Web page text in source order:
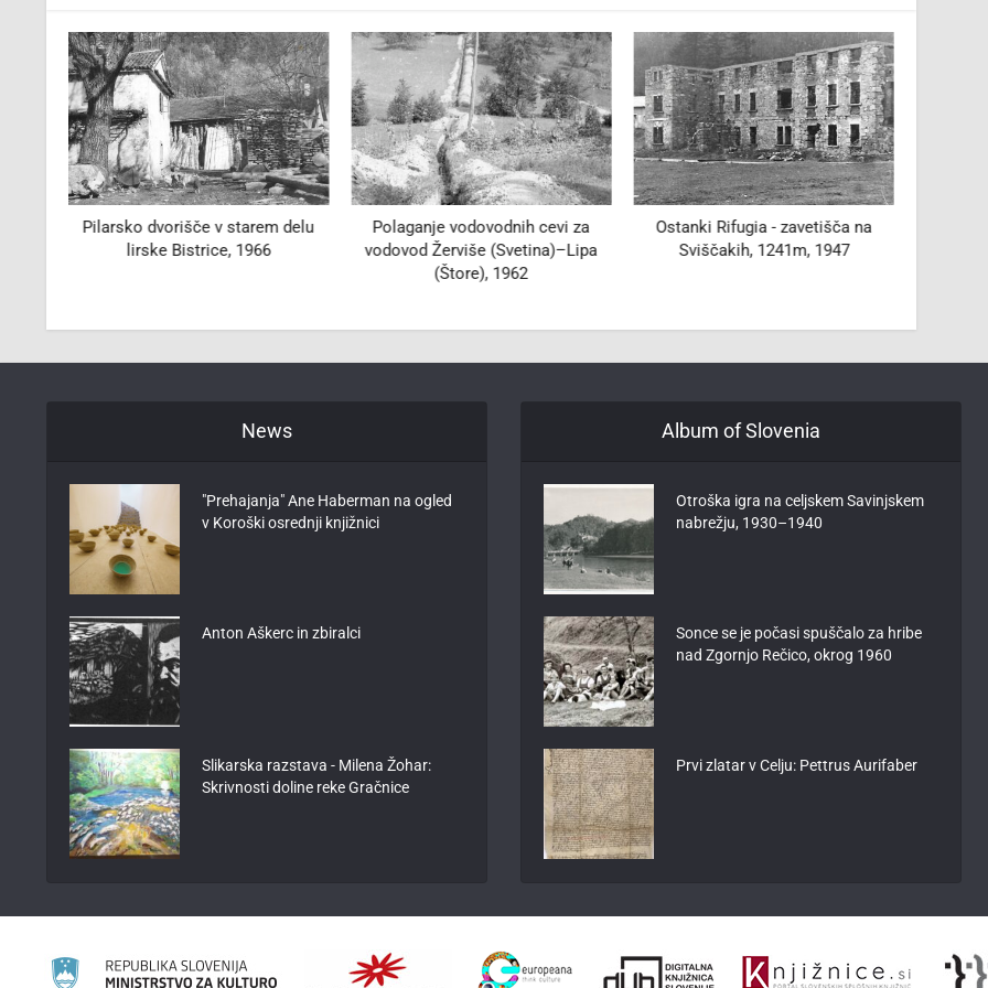
Pilarsko dvorišče v starem delu
lirske Bistrice, 1966
Polaganje vodovodnih cevi za
vodovod Žerviše (Svetina)–Lipa
(Štore), 1962
Ostanki Rifugia - zavetišča na
Sviščakih, 1241m, 1947
News
"Prehajanja" Ane Haberman na ogled
v Koroški osrednji knjižnici
Anton Aškerc in zbiralci
Slikarska razstava - Milena Žohar:
Skrivnosti doline reke Gračnice
Album of Slovenia
Otroška igra na celjskem Savinjskem
nabrežju, 1930–1940
Sonce se je počasi spuščalo za hribe
nad Zgornjo Rečico, okrog 1960
Prvi zlatar v Celju: Pettrus Aurifaber